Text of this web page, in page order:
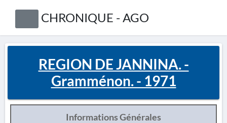
CHRONIQUE - AGO
REGION DE JANNINA. -
Gramménon. - 1971
Informations Générales